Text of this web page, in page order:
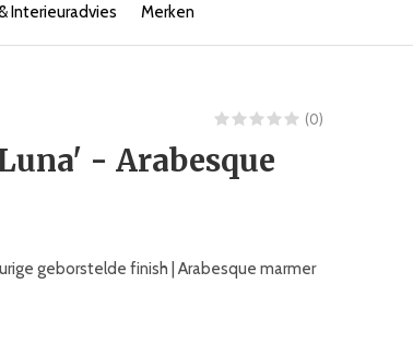
Interieuradvies Merken
(0)
- Arabesque
geborstelde finish | Arabesque marmer